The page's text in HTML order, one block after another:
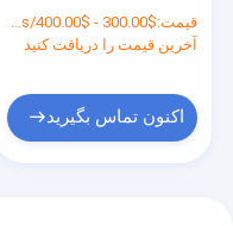
صنعتی
قیمت:$300.00 - $400.00/Metric Tons
آخرین قیمت را دریافت کنید
اکنون تماس بگیرید